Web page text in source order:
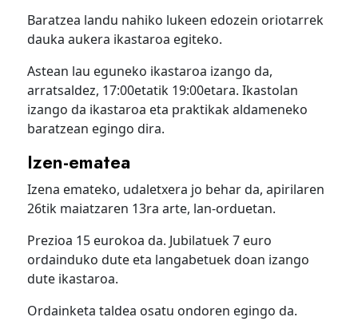
Baratzea landu nahiko lukeen edozein oriotarrek
dauka aukera ikastaroa egiteko.
Astean lau eguneko ikastaroa izango da,
arratsaldez, 17:00etatik 19:00etara. Ikastolan
izango da ikastaroa eta praktikak aldameneko
baratzean egingo dira.
Izen-ematea
Izena emateko, udaletxera jo behar da, apirilaren
26tik maiatzaren 13ra arte, lan-orduetan.
Prezioa 15 eurokoa da. Jubilatuek 7 euro
ordainduko dute eta langabetuek doan izango
dute ikastaroa.
Ordainketa taldea osatu ondoren egingo da.